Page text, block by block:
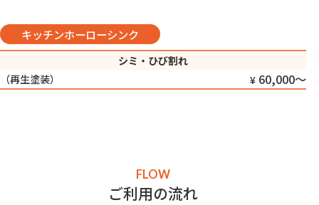
キッチンホーローシンク
シミ・ひび割れ
（再生塗装）
60,000〜
FLOW
ご利用の流れ